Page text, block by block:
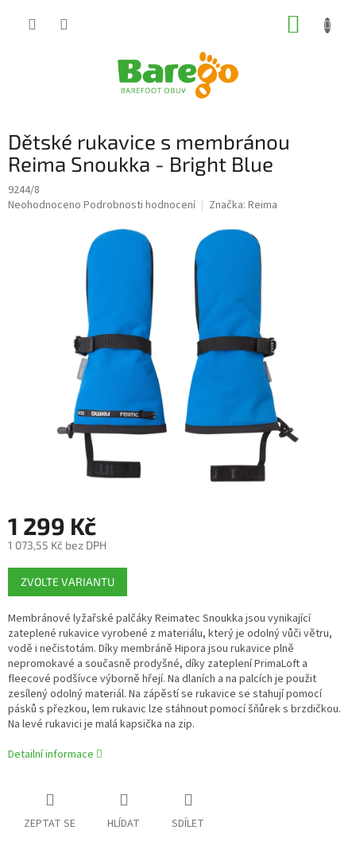
Dětské rukavice s membránou
Reima Snoukka - Bright Blue
9244/8
Průměrné
Neohodnoceno Podrobnosti hodnocení Značka: Reima
1 299 Kč
1 073,55 Kč bez DPH
Měrná
cena:
ZVOLTE VARIANTU
Membránové lyžařské palčáky Reimatec Snoukka jsou vynikající
zateplené rukavice vyrobené z materiálu, který je odolný vůči větru,
vodě i nečistotám. Díky membráně Hipora jsou rukavice plně
nepromokavé a současně prodyšné, díky zateplení PrimaLoft a
fleecové podšívce výborně hřejí. Na dlaních a na palcích je použit
zesílený odolný materiál. Na zápěstí se rukavice se stahují pomocí
pásků s přezkou, lem rukavic lze stáhnout pomocí šňůrek s brzdičkou.
Na levé rukavici je malá kapsička na zip.
Detailní informace
ZEPTAT SE HLÍDAT SDÍLET